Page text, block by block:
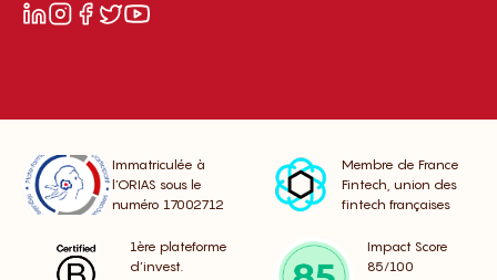
Immatriculée à
l’ORIAS sous le
numéro 17002712
Membre de France
Fintech, union des
fintech françaises
1ère plateforme
d’invest.
Impact Score
85/100